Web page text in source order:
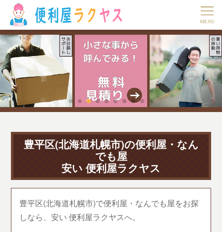
豊平区(北海道札幌市)の便利屋・なん
でも屋
安い 便利屋ラクヤス
豊平区(北海道札幌市)で便利屋・なんでも屋をお探
しなら、安い 便利屋ラクヤスへ。